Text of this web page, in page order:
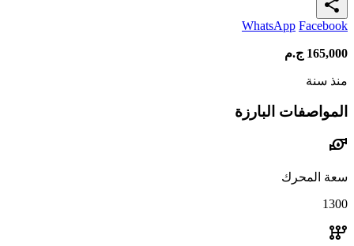
share
WhatsApp Facebook
165,000 ج.م
منذ سنة
المواصفات البارزة
water_pump
سعة المحرك
1300
auto_transmission